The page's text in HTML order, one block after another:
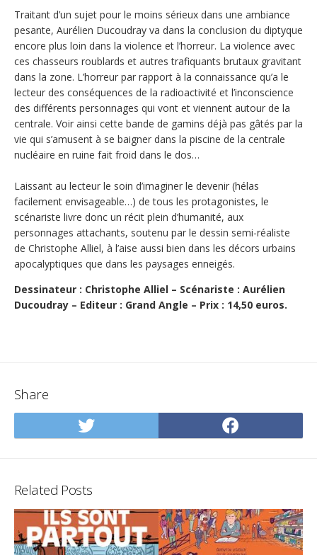
Traitant d’un sujet pour le moins sérieux dans une ambiance
pesante, Aurélien Ducoudray va dans la conclusion du diptyque
encore plus loin dans la violence et l’horreur. La violence avec
ces chasseurs roublards et autres trafiquants brutaux gravitant
dans la zone. L’horreur par rapport à la connaissance qu’a le
lecteur des conséquences de la radioactivité et l’inconscience
des différents personnages qui vont et viennent autour de la
centrale. Voir ainsi cette bande de gamins déjà pas gâtés par la
vie qui s’amusent à se baigner dans la piscine de la centrale
nucléaire en ruine fait froid dans le dos…
Laissant au lecteur le soin d’imaginer le devenir (hélas
facilement envisageable…) de tous les protagonistes, le
scénariste livre donc un récit plein d’humanité, aux
personnages attachants, soutenu par le dessin semi-réaliste
de Christophe Alliel, à l’aise aussi bien dans les décors urbains
apocalyptiques que dans les paysages enneigés.
Dessinateur : Christophe Alliel – Scénariste : Aurélien
Ducoudray – Editeur : Grand Angle – Prix : 14,50 euros.
Share
Share
on
on
Related Posts